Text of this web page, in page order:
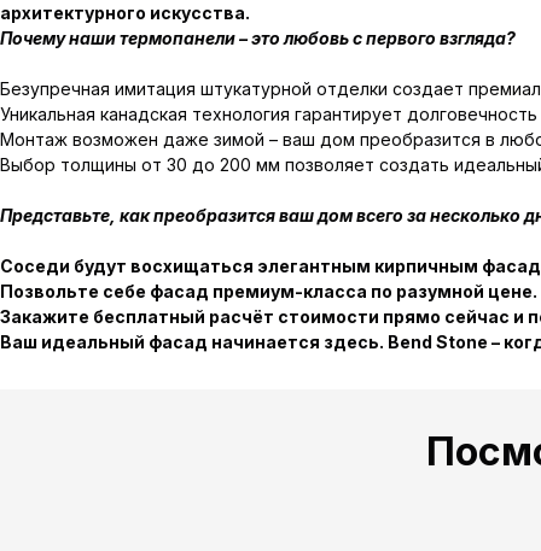
архитектурного искусства.
Почему наши термопанели – это любовь с первого взгляда?
Безупречная имитация штукатурной отделки создает
Уникальная канадская технология гарантирует
Монтаж возможен даже зимой – ваш дом преобразится в
Выбор толщины от 30 до 200 мм позволяет создать
Представьте, как преобразится ваш дом всего за несколько
Соседи будут восхищаться элегантным кирпичным
Позвольте себе фасад премиум-класса по разумной цене.
Закажите бесплатный расчёт стоимости прямо сейчас и
Ваш идеальный фасад начинается здесь. Bend Stone –